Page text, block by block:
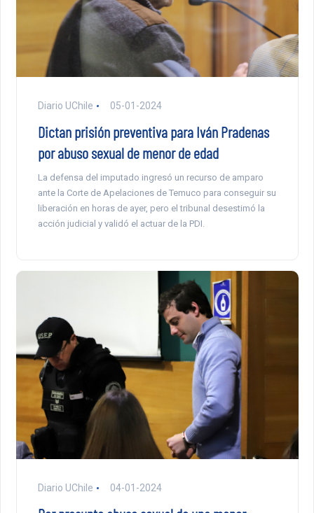
Diario UChile 05-01-2024
Dictan prisión preventiva para Iván Pradenas
por abuso sexual de menor de edad
La defensa del imputado ingresó un recurso de amparo
ante la Corte de Apelaciones de Temuco para conseguir su
liberación en horas de ayer, pero el tribunal desestimó la
acción judicial y validó el actuar de la PDI.
Diario UChile 04-01-2024